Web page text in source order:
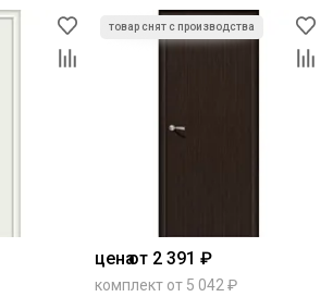
ценаот 2 391 ₽
комплект от 5 042 ₽